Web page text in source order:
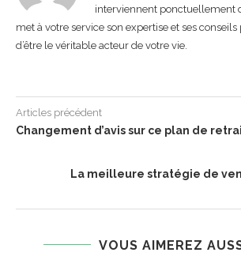
interviennent ponctuellement
met à votre service son expertise et ses
d’être le véritable acteur de votre vie.
Articles précédent
Changement d’avis sur ce plan de
La meilleure stratégie de
VOUS AIMEREZ